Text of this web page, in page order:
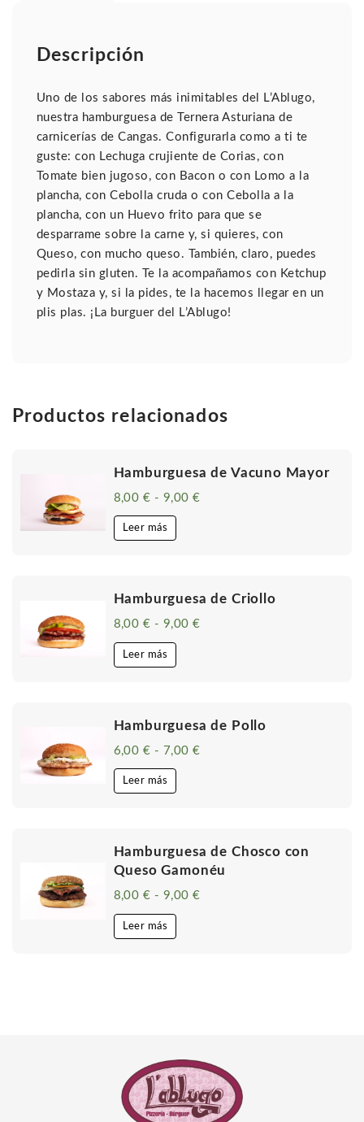
Descripción
Uno de los sabores más inimitables del L’Ablugo,
nuestra hamburguesa de Ternera Asturiana de
carnicerías de Cangas. Configurarla como a ti te
guste: con Lechuga crujiente de Corias, con
Tomate bien jugoso, con Bacon o con Lomo a la
plancha, con Cebolla cruda o con Cebolla a la
plancha, con un Huevo frito para que se
desparrame sobre la carne y, si quieres, con
Queso, con mucho queso. También, claro, puedes
pedirla sin gluten. Te la acompañamos con Ketchup
y Mostaza y, si la pides, te la hacemos llegar en un
plis plas. ¡La burguer del L’Ablugo!
Productos relacionados
Hamburguesa de Vacuno Mayor
8,00 € - 9,00€
Leer más
Hamburguesa de Criollo
8,00 € - 9,00€
Leer más
Hamburguesa de Pollo
6,00 € - 7,00€
Leer más
Hamburguesa de Chosco con
Queso Gamonéu
8,00 € - 9,00€
Leer más